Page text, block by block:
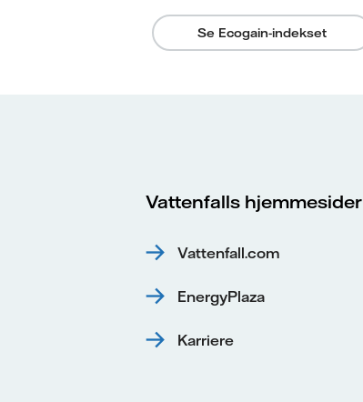
Se Ecogain-indekset
Vattenfalls hjemmesider
Vattenfall.com
EnergyPlaza
Karriere